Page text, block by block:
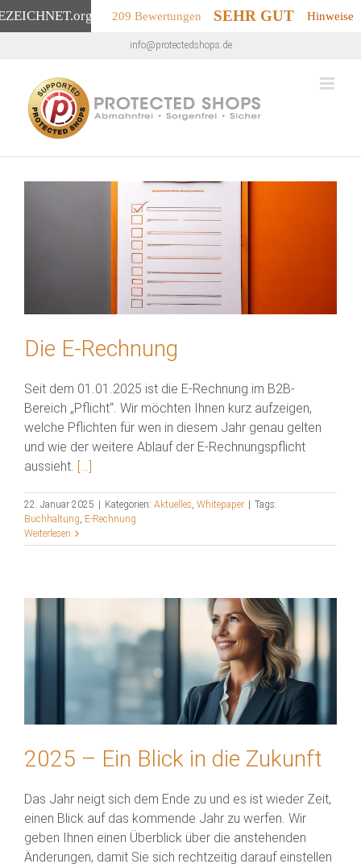
.org 209 Bewertungen SEHR GUT Hinweise
Inhalt
springen
info@protectedshops.de
Die E-Rechnung
Seit dem 01.01.2025 ist die E-Rechnung im B2B-
Bereich „Pflicht“. Wir möchten Ihnen kurz aufzeigen,
welche Pflichten für wen in diesem Jahr genau gelten
und wie der weitere Ablauf der E-Rechnungspflicht
aussieht. […]
22. Januar 2025 | Kategorien: Aktuelles Whitepaper | Tags:
Buchhaltung E-Rechnung
Weiterlesen
2025 – Ein Blick in die Zukunft
Das Jahr neigt sich dem Ende zu und es ist wieder Zeit,
einen Blick auf das kommende Jahr zu werfen. Wir
geben Ihnen einen Überblick über die anstehenden
Änderungen, damit Sie sich rechtzeitig darauf einstellen